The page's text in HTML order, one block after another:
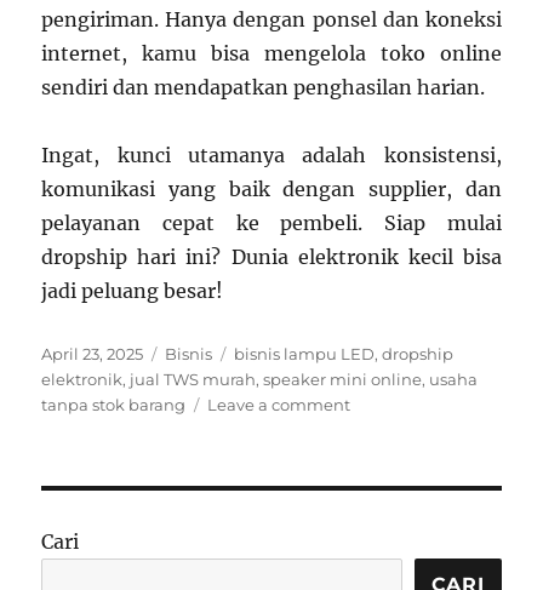
pengiriman. Hanya dengan ponsel dan koneksi
internet, kamu bisa mengelola toko online
sendiri dan mendapatkan penghasilan harian.
Ingat, kunci utamanya adalah konsistensi,
komunikasi yang baik dengan supplier, dan
pelayanan cepat ke pembeli. Siap mulai
dropship hari ini? Dunia elektronik kecil bisa
jadi peluang besar!
Posted
on
April 23, 2025 Categories
Bisnis Tags
bisnis lampu LED,dropship
elektronik, jual TWS murah,speaker mini online, usaha
tanpa stok barang
Leave a commenton
Modal
Cari
CARI